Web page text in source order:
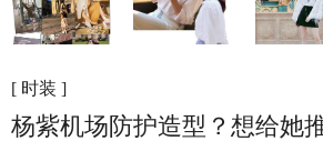
[ 时装 ]
杨紫机场防护造型？想给她